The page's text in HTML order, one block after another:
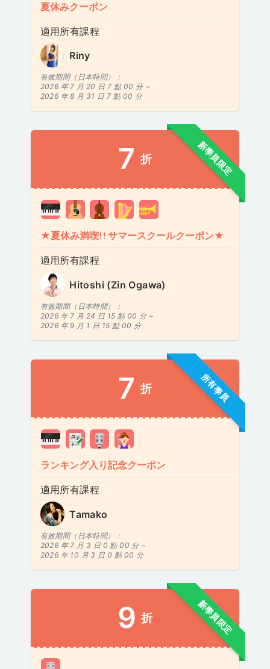
夏休みクーポン
適用所有課程
Riny
有效期間（日本時間）：
2026 年 7 月 20 日 7 點 00 分 ~
2026 年 8 月 31 日 7 點 00 分
新學員限定
7 折
★夏休み満喫!! サマースクールクーポン★
適用所有課程
Hitoshi (Zin Ogawa)
有效期間（日本時間）：
2026 年 7 月 24 日 15 點 00 分 ~
2026 年 9 月 1 日 15 點 00 分
所有學員
7 折
ランキング入り記念クーポン
適用所有課程
Tamako
有效期間（日本時間）：
2026 年 7 月 3 日 0 點 00 分 ~
2026 年 10 月 3 日 0 點 00 分
新學員限定
9 折